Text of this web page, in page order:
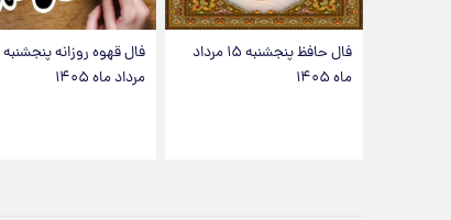
فال حافظ پنجشنبه ۱۵ مرداد
ماه ۱۴۰۵
مرداد ماه ۱۴۰۵